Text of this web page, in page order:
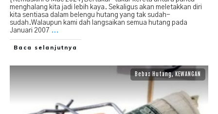
menghalang kita jadi lebih kaya. Sekaligus akan meletakkan diri
kita sentiasa dalam belengu hutang yang tak sudah-
sudah.Walaupun kami dah langsaikan semua hutang pada
Januari 2007 ...
Baca selanjutnya
Bebas Hutang, KEWANGAN